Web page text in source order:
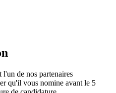
l'un de nos partenaires
qu'il vous nomine avant le 5